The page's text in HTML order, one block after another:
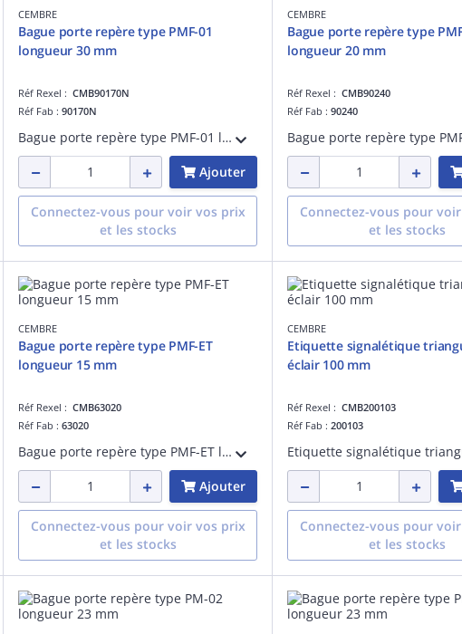
CEMBRE
Bague porte repère type PMF-01
longueur 30 mm
Réf Rexel : CMB90170N
Réf Fab : 90170N
Bague porte repère type PMF-01 longueur 30 mm
Ajouter
Connectez-vous pour voir vos prix
et les stocks
CEMBRE
Bague porte repère type
longueur 20 mm
Réf Rexel : CMB90240
Réf Fab : 90240
Connectez-vous pour
et les stocks
CEMBRE
Bague porte repère type PMF-ET
longueur 15 mm
Réf Rexel : CMB63020
Réf Fab : 63020
Bague porte repère type PMF-ET longueur 15 mm
Ajouter
Connectez-vous pour voir vos prix
et les stocks
CEMBRE
Etiquette signalétique
éclair 100 mm
Réf Rexel : CMB200103
Réf Fab : 200103
Connectez-vous pour
et les stocks